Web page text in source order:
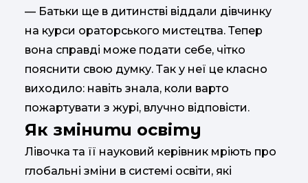
— Батьки ще в дитинстві віддали дівчинку
на курси ораторського мистецтва. Тепер
вона справді може подати себе, чітко
пояснити свою думку. Так у неї це класно
виходило: навіть знала, коли варто
пожартувати з журі, влучно відповісти.
Як змінити освіту
Лівочка та її науковий керівник мріють про
глобальні зміни в системі освіти, які